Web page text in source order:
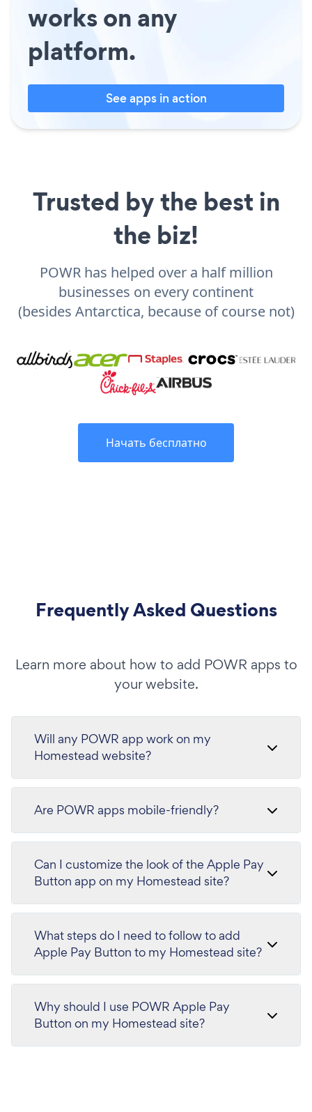
works on any
platform.
See apps in action
Trusted by the best in
the biz!
POWR has helped over a half million
businesses on every continent
(besides Antarctica, because of course not)
Начать бесплатно
Frequently Asked Questions
Learn more about how to add POWR apps to
your website.
Will any POWR app work on my
Homestead website?
Are POWR apps mobile-friendly?
Can I customize the look of the Apple Pay
Button app on my Homestead site?
What steps do I need to follow to add
Apple Pay Button to my Homestead site?
Why should I use POWR Apple Pay
Button on my Homestead site?